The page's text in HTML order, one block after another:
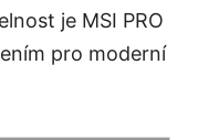
je MSI PRO
pro moderní